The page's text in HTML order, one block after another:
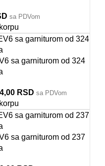
sa PDVom
sa garniturom od 324
RSD sa PDVom
sa garniturom od 237